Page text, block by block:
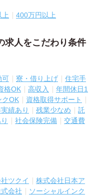
上 400万円以上
求人をこだわり条件
可 寮・借り上げ
住宅手
格OK 高収入
年間休日1
クOK
資格取得サポート
績あり 残業少なめ
託
社会保険完備
交通費
ツクイ
株式会社日本ア
会社
ソーシャルインク